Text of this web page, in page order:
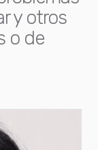
y otros
o de